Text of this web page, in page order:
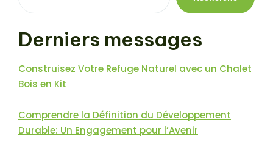
Derniers messages
Construisez Votre Refuge Naturel avec un Chalet
Bois en Kit
Comprendre la Définition du Développement
Durable: Un Engagement pour l’Avenir